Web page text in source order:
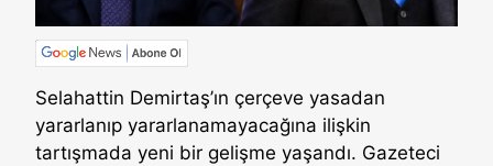
Selahattin Demirtaş’ın çerçeve yasadan
yararlanıp yararlanamayacağına ilişkin
tartışmada yeni bir gelişme yaşandı. Gazeteci